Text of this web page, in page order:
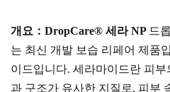
개요：DropCare® 세라 NP 드
는 최신 개발 보습 리페어 제품
이드입니다. 세라마이드란 피
과 구조가 유사한 지질로, 피부